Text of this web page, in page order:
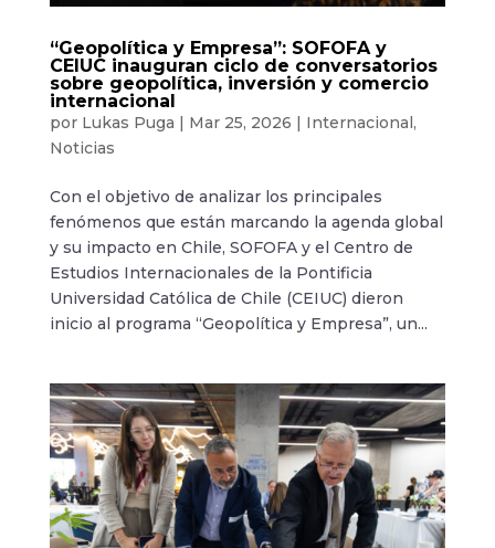
“Geopolítica y Empresa”: SOFOFA y
CEIUC inauguran ciclo de conversatorios
sobre geopolítica, inversión y comercio
internacional
por Lukas Puga | Mar 25, 2026 | Internacional,
Noticias
Con el objetivo de analizar los principales
fenómenos que están marcando la agenda global
y su impacto en Chile, SOFOFA y el Centro de
Estudios Internacionales de la Pontificia
Universidad Católica de Chile (CEIUC) dieron
inicio al programa “Geopolítica y Empresa”, un...